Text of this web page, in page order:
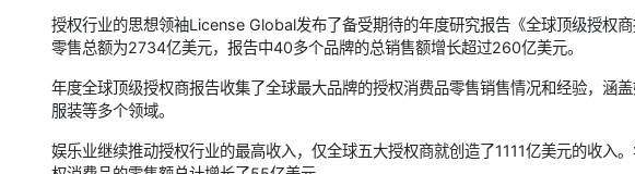
授权行业的思想领袖License Global发布了备受期待的年度研究报告《全球顶级授权
零售总额为2734亿美元，报告中40多个品牌的总销售额增长超过260亿美元。
年度全球顶级授权商报告收集了全球最大品牌的授权消费品零售销售情况和经验，涵
服装等多个领域。
娱乐业继续推动授权行业的最高收入，仅全球五大授权商就创造了1111亿美元的收入